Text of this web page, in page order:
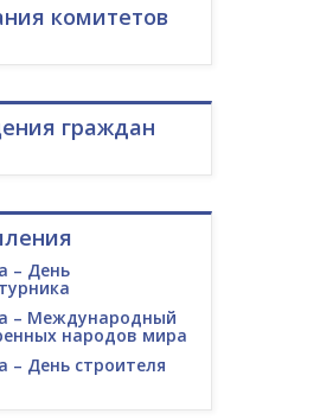
комитетов
граждан
– День
– Международный
народов мира
– День строителя